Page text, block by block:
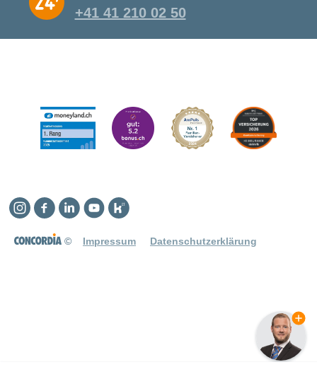
+41 41 210 02 50
© Impressum Datenschutzerklärung
Instagram
Facebook
LinkedinYouTube
Kununu